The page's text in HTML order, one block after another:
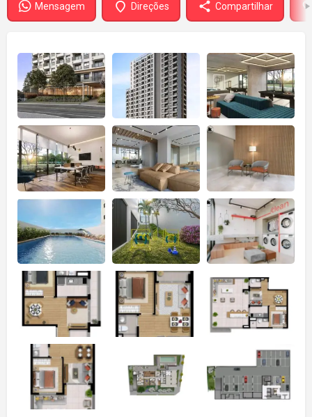
Mensagem Direções Compartilhar